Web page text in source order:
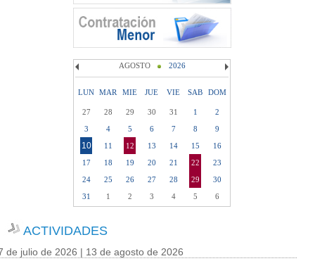
AGOSTO 2026
LUN MAR MIE JUE VIE SAB DOM
27 28 29 30 31 1
2
3
4 5 6 7 8 9
10 11 12 13 14 15
16
17
18 19 20 21 22
23
24
25 26 27 28 29
30
31
1 2 3 4 5 6
ACTIVIDADES
de julio de 2026 | 13 de agosto de 2026